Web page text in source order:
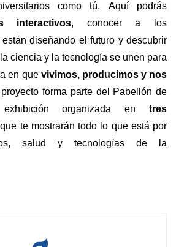
como tú. Aquí podrás
interactivos, conocer a los
diseñando el futuro y descubrir
ciencia y la tecnología se unen para
en que vivimos, producimos y nos
forma parte del Pabellón de
exhibición organizada en tres
que te mostrarán todo lo que está por
salud y tecnologías de la